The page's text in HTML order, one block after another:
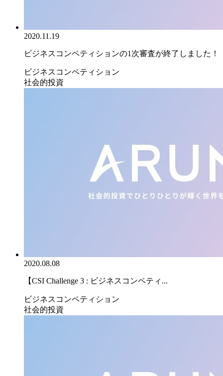
2020.11.19
ビジネスコンペティションの1次審査が終了しました！
ビジネスコンペティション
社会的投資
2020.08.08
【CSI Challenge 3 : ビジネスコンペティ...
ビジネスコンペティション
社会的投資